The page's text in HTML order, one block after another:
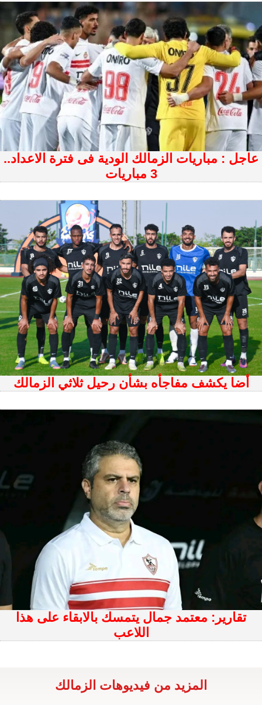
عاجل : مباريات الزمالك الودية فى فترة الاعداد..
3 مباريات
أضا يكشف مفاجأه بشأن رحيل ثلاثي الزمالك
تقارير: معتمد جمال يتمسك بالابقاء على هذا
اللاعب
المزيد من فيديوهات الزمالك